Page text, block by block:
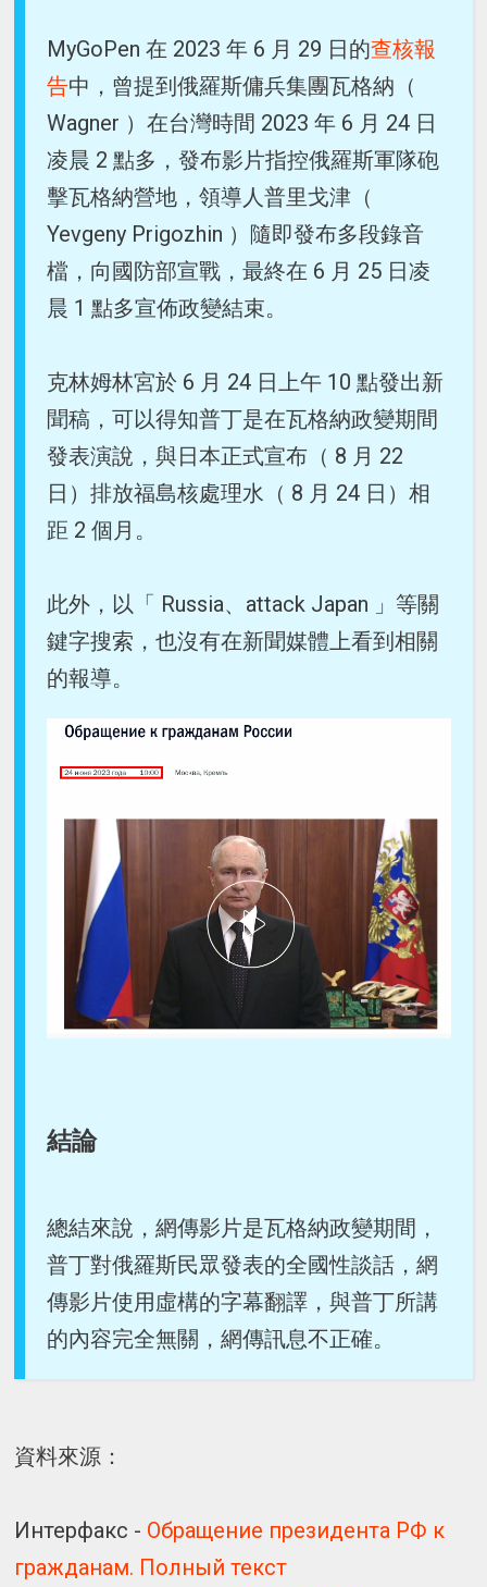
MyGoPen 在 2023 年 6 月 29 日的查核報
告中，曾提到俄羅斯傭兵集團瓦格納（
Wagner ）在台灣時間 2023 年 6 月 24 日
凌晨 2 點多，發布影片指控俄羅斯軍隊砲
擊瓦格納營地，領導人普里戈津（
Yevgeny Prigozhin ）隨即發布多段錄音
檔，向國防部宣戰，最終在 6 月 25 日凌
晨 1 點多宣佈政變結束。
克林姆林宮於 6 月 24 日上午 10 點發出新
聞稿，可以得知普丁是在瓦格納政變期間
發表演說，與日本正式宣布（ 8 月 22
日）排放福島核處理水（ 8 月 24 日）相
距 2 個月。
此外，以「 Russia、attack Japan 」等關
鍵字搜索，也沒有在新聞媒體上看到相關
的報導。
結論
總結來說，網傳影片是瓦格納政變期間，
普丁對俄羅斯民眾發表的全國性談話，網
傳影片使用虛構的字幕翻譯，與普丁所講
的內容完全無關，網傳訊息不正確。
資料來源：
Интерфакс - Обращение президента РФ к
гражданам. Полный текст